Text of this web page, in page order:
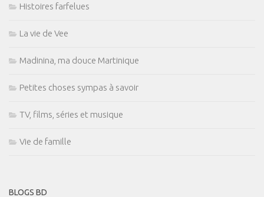
Histoires farfelues
La vie de Vee
Madinina, ma douce Martinique
Petites choses sympas à savoir
TV, films, séries et musique
Vie de famille
BLOGS BD